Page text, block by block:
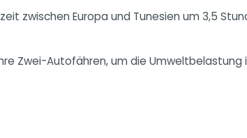
zwischen Europa und Tunesien um 3,5
Zwei-Autofähren, um die